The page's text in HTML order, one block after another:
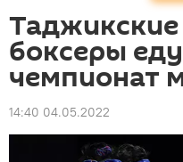
боксеры
чемпионат
14:40 04.05.2022